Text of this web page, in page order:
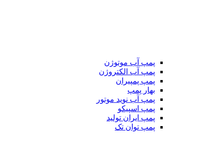
پمپ آب موتوژن
پمپ آب الکتروژن
پمپ پمپیران
بهار پمپ
پمپ آب نوید موتور
پمپ اسپیکو
پمپ ایران تولید
پمپ توان تک